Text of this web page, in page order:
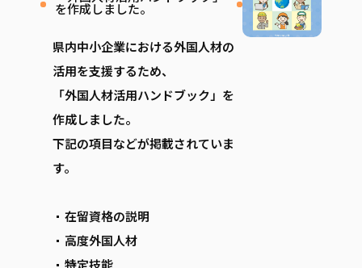
を作成しました。
県内中小企業における外国人材の
活用を支援するため、
「外国人材活用ハンドブック」を
作成しました。
下記の項目などが掲載されていま
す。
在留資格の説明
高度外国人材
特定技能